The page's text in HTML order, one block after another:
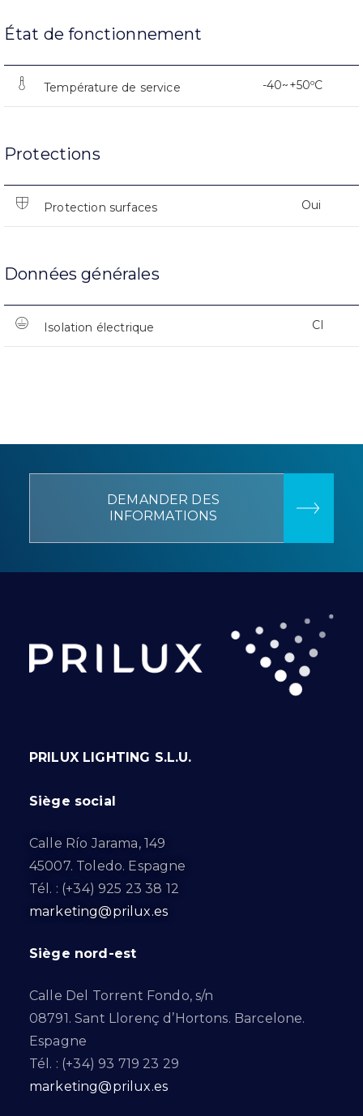
État de fonctionnement
Température de service -40~+50ºC
Protections
Protection surfaces Oui
Données générales
Isolation électrique CI
DEMANDER DES
INFORMATIONS
PRILUX LIGHTING S.L.U.
Siège social
Calle Río Jarama, 149
45007. Toledo. Espagne
Tél. : (+34) 925 23 38 12
marketing@prilux.es
Siège nord-est
Calle Del Torrent Fondo, s/n
08791. Sant Llorenç d’Hortons. Barcelone.
Espagne
Tél. : (+34) 93 719 23 29
marketing@prilux.es